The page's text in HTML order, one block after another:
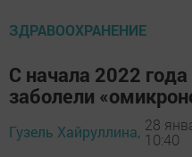
ЗДРАВООХРАНЕНИЕ
С начала 2022
заболели
Гузель Хайруллина, 28
10:40